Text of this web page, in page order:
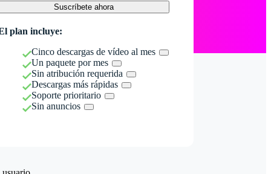
Suscríbete ahora
plan incluye:
Cinco descargas de vídeo al mes
Un paquete por mes
Sin atribución requerida
Descargas más rápidas
Soporte prioritario
Sin anuncios